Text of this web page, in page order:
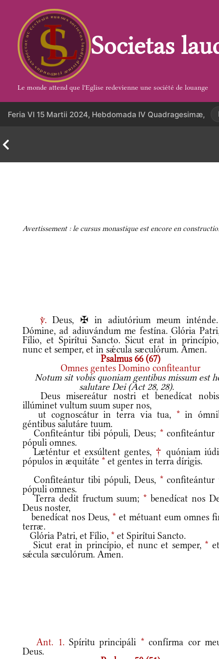
contenu
Societas
Le monde attend que l'Eglise redevienne une société de louange
Feria VI 15 Martii 2024, Hebdomada IV Quadragesimæ,
Avertissement : le cursus monastique est encore en
v.
Deus, ✠ in adiutórium meum
Dómine, ad adiuvándum me festína. Glória
Fílio, et Spirítui Sancto. Sicut erat in
nunc et semper, et in sǽcula sæculórum. Amen.
Psalmus 66 (67)
Omnes gentes Domino confiteantur
Notum sit vobis quoniam gentibus missum est
salutare Dei (Act 28, 28).
Deus misereátur nostri et benedícat
illúminet vultum suum super nos,
ut cognoscátur in terra via tua, *in
géntibus salutáre tuum.
Confiteántur tibi pópuli, Deus; *confiteántur
pópuli omnes.
Læténtur et exsúltent gentes, † quóniam
pópulos in æquitáte * et gentes in terra dírigis.
Confiteántur tibi pópuli, Deus, *confiteántur
pópuli omnes.
Terra dedit fructum suum; * benedícat nos
Deus noster,
benedícat nos Deus, * et métuant eum omnes
terræ.
Glória Patri, et Fílio, * et Spirítui Sancto.
Sicut erat in princípio, et nunc et semper, *
sǽcula sæculórum. Amen.
Ant. 1. Spíritu principáli *confírma cor
Deus.